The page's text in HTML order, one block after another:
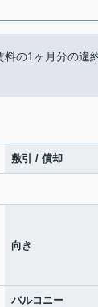
の1ヶ月分の
敷引 / 償却
向き
バルコニー